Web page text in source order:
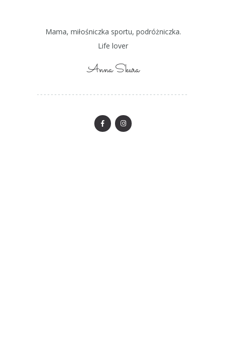
Mama, miłośniczka sportu, podróżniczka.
Life lover
Anna Skura